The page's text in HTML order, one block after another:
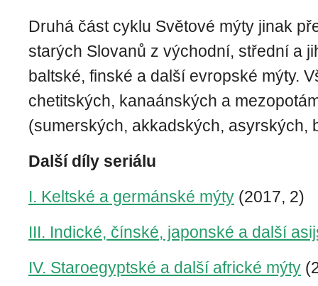
Druhá část cyklu Světové mýty jinak
starých Slovanů z východní, střední a
baltské, finské a další evropské mýty.
chetitských, kanaánských a
(sumerských, akkadských, asyrských,
Další díly seriálu
I. Keltské a germánské mýty (2017, 2)
III. Indické, čínské, japonské a další
IV. Staroegyptské a další africké mýty